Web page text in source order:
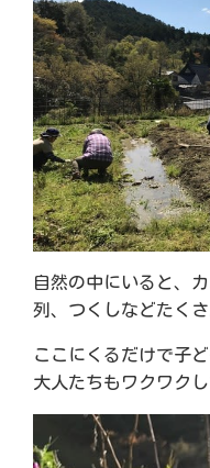
自然の中にいると、
列、つくしなどたく
ここにくるだけで子
大人たちもワクワクし